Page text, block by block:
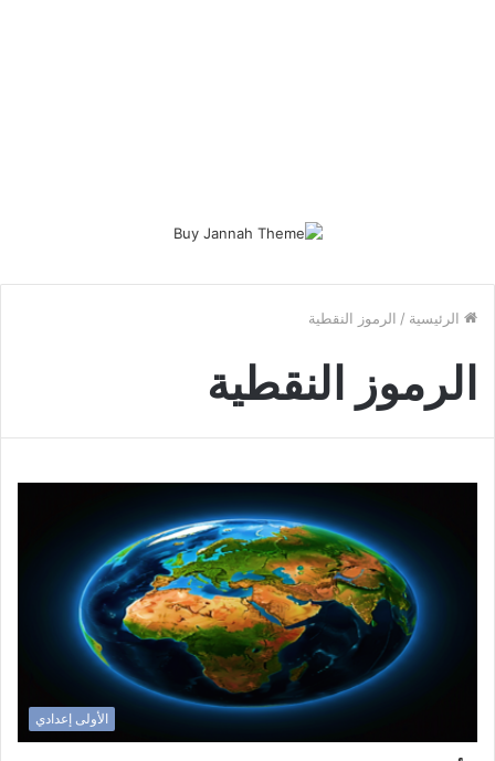
الرئيسية / الرموز النقطية
الرموز النقطية
الأولى إعدادي